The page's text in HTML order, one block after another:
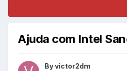
Ajuda com Intel
Byvictor2dm